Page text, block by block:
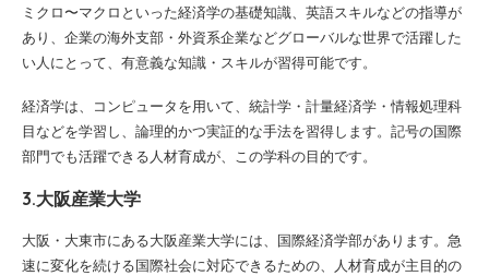
ミクロ〜マクロといった経済学の基礎知識、英語スキルなどの指導が
あり、企業の海外支部・外資系企業などグローバルな世界で活躍した
い人にとって、有意義な知識・スキルが習得可能です。
経済学は、コンピュータを用いて、統計学・計量経済学・情報処理科
目などを学習し、論理的かつ実証的な手法を習得します。記号の国際
部門でも活躍できる人材育成が、この学科の目的です。
3.大阪産業大学
大阪・大東市にある大阪産業大学には、国際経済学部があります。急
速に変化を続ける国際社会に対応できるための、人材育成が主目的の